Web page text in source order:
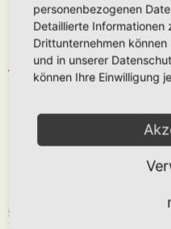
sperren.
Du gestattest dem Betreiber
abzuändern, sofern sie gegen
sind, dem Betreiber oder
4. GENERAL PUBLIC LICENSE
Informationen werden durch
www.phpbb.dezur Verfügung
die Art und Weise, wie die
insbesondere die
5. GEWÄHRLEISTUNG
personenbezogenen
Detaillierte Informationen
Drittunternehmen
und in unserer
können Ihre Einwilligung